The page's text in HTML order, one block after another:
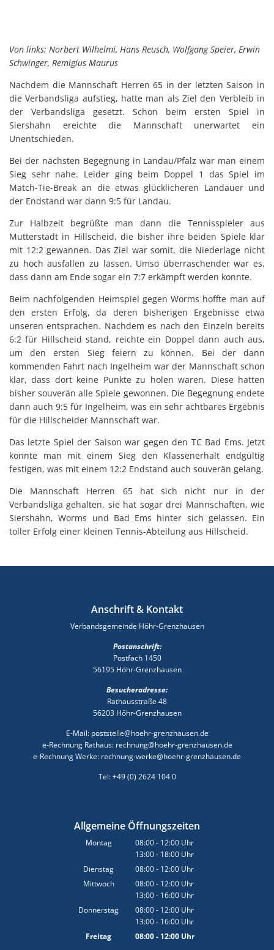
Von links: Norbert Wilhelmi, Hans Reusch, Wolfgang Speier, Erwin
Schwinger, Remigius Maurus
Nachdem die Mannschaft Herren 65 in der letzten Saison in
die Verbandsliga aufstieg, hatte man als Ziel den Verbleib in
der Verbandsliga gesetzt. Schon beim ersten Spiel in
Siershahn ereichte die Mannschaft unerwartet ein
Unentschieden.
Bei der nächsten Begegnung in Landau/Pfalz war man einem
Sieg sehr nahe. Leider ging beim Doppel 1 das Spiel im
Match-Tie-Break an die etwas glücklicheren Landauer und
der Endstand war dann 9:5 für Landau.
Zur Halbzeit begrüßte man dann die Tennisspieler aus
Mutterstadt in Hillscheid, die bisher ihre beiden Spiele klar
mit 12:2 gewannen. Das Ziel war somit, die Niederlage nicht
zu hoch ausfallen zu lassen. Umso überraschender war es,
dass dann am Ende sogar ein 7:7 erkämpft werden konnte.
Beim nachfolgenden Heimspiel gegen Worms hoffte man auf
den ersten Erfolg, da deren bisherigen Ergebnisse etwa
unseren entsprachen. Nachdem es nach den Einzeln bereits
6:2 für Hillscheid stand, reichte ein Doppel dann auch aus,
um den ersten Sieg feiern zu können. Bei der dann
kommenden Fahrt nach Ingelheim war der Mannschaft schon
klar, dass dort keine Punkte zu holen waren. Diese hatten
bisher souverän alle Spiele gewonnen. Die Begegnung endete
dann auch 9:5 für Ingelheim, was ein sehr achtbares Ergebnis
für die Hillscheider Mannschaft war.
Das letzte Spiel der Saison war gegen den TC Bad Ems. Jetzt
konnte man mit einem Sieg den Klassenerhalt endgültig
festigen, was mit einem 12:2 Endstand auch souverän gelang.
Die Mannschaft Herren 65 hat sich nicht nur in der
Verbandsliga gehalten, sie hat sogar drei Mannschaften, wie
Siershahn, Worms und Bad Ems hinter sich gelassen. Ein
toller Erfolg einer kleinen Tennis-Abteilung aus Hillscheid.
Anschrift & Kontakt
Verbandsgemeinde Höhr-Grenzhausen
Postanschrift:
Postfach 1450
56195 Höhr-Grenzhausen
Besucheradresse:
Rathausstraße 48
56203 Höhr-Grenzhausen
E-Mail: poststelle@hoehr-grenzhausen.de
e-Rechnung Rathaus: rechnung@hoehr-grenzhausen.de
e-Rechnung Werke: rechnung-werke@hoehr-grenzhausen.de
Tel: +49 (0) 2624 104 0
Allgemeine Öffnungszeiten
Montag 08:00- 12:00 Uhr
Von 08:00 bis 12:00 Uhr
13:00- 18:00 Uhr
Von 13:00 bis 18:00 Uhr
Dienstag 08:00- 12:00 Uhr
Von 08:00 bis 12:00 Uhr
Mittwoch 08:00- 12:00 Uhr
Von 08:00 bis 12:00 Uhr
13:00- 16:00 Uhr
Von 13:00 bis 16:00 Uhr
Donnerstag 08:00- 12:00 Uhr
Von 08:00 bis 12:00 Uhr
13:00- 16:00 Uhr
Von 13:00 bis 16:00 Uhr
Freitag 08:00- 12:00Uhr